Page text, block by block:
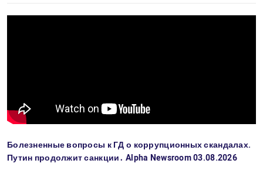
Болезненные вопросы к ГД о коррупционных скандалах.
Путин продолжит санкции․ Alpha Newsroom 03.08.2026